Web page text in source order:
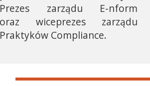
Prezes zarządu E-
oraz wiceprezes zarządu
Praktyków Compliance.